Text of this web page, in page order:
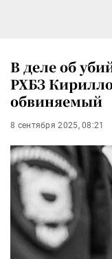
В деле об
РХБЗ
обвиняемый
8 сентября 2025, 08:21